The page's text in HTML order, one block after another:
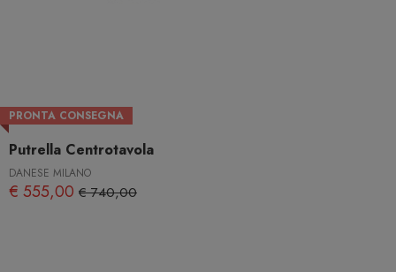
PRONTA CONSEGNA
Putrella Centrotavola
DANESE MILANO
€ 555,00 € 740,00